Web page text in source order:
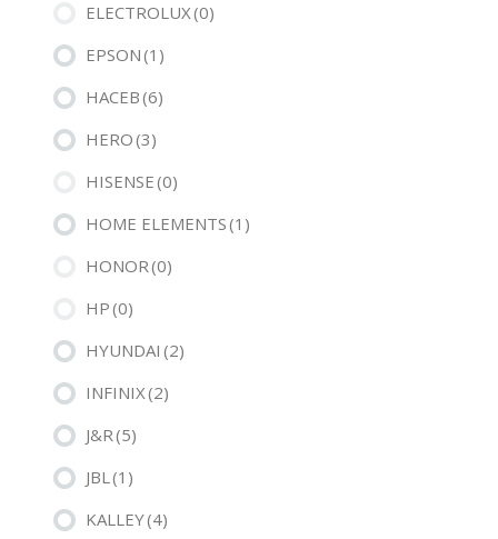
ELECTROLUX(0)
EPSON(1)
HACEB(6)
HERO(3)
HISENSE(0)
HOME ELEMENTS(1)
HONOR(0)
HP(0)
HYUNDAI (2)
INFINIX(2)
J&R(5)
JBL(1)
KALLEY(4)